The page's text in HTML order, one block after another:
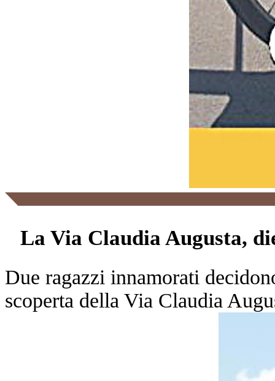
La Via Claudia Augusta,
Due ragazzi innamorati
scoperta della Via Claudia